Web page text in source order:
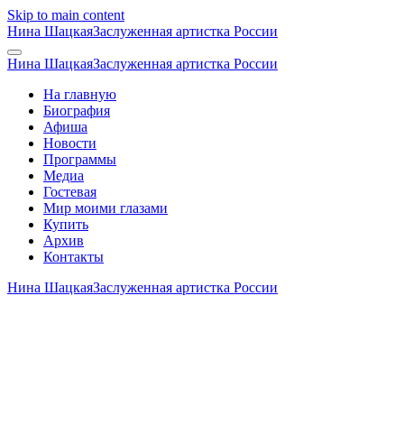
Skip to main content
Нина ШацкаяЗаслуженная артистка России
Нина ШацкаяЗаслуженная артистка России
На главную
Биография
Афиша
Новости
Программы
Медиа
Гостевая
Мир моими глазами
Купить
Архив
Контакты
Нина ШацкаяЗаслуженная артистка России